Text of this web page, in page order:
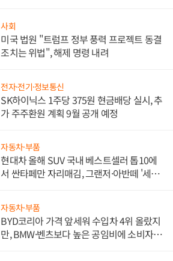
사회
미국 법원 "트럼프 정부 풍력 프로젝트 동결
조치는 위법", 해제 명령 내려
전자·전기·정보통신
SK하이닉스 1주당 375원 현금배당 실시, 추
가 주주환원 계획 9월 공개 예정
자동차·부품
현대차 올해 SUV 국내 베스트셀러 톱10에
서 싼타페만 자리매김, 그랜저·아반떼 '세단
자동차·부품
BYD코리아 가격 앞세워 수입차 4위 올랐지
만, BMW·벤츠보다 높은 공임비에 소비자